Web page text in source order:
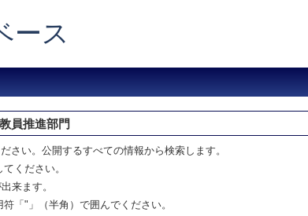
ース
員推進部門
さい。公開するすべての情報から検索します。
ください。
来ます。
「"」（半角）で囲んでください。